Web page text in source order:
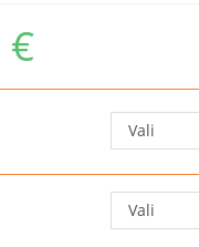
€
Vali
Vali